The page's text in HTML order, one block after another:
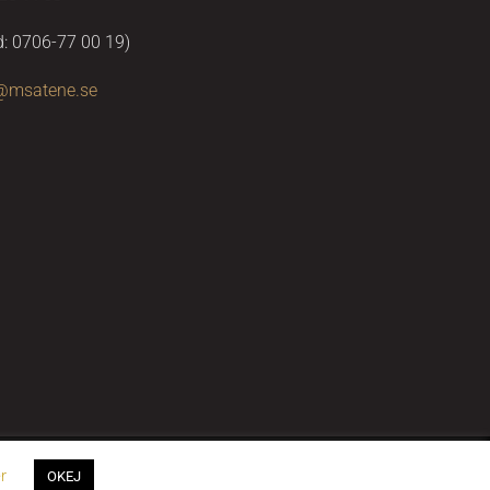
0706-77 00 19)
OKEJ